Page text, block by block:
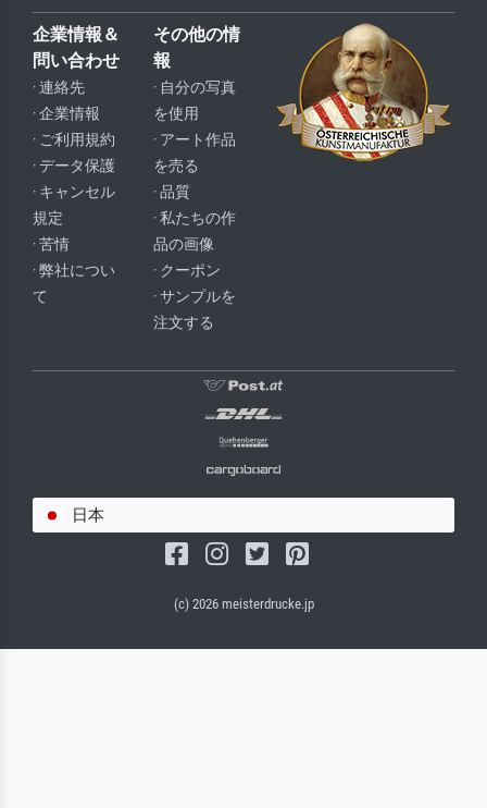
企業情報＆
問い合わせ
· 連絡先
· 企業情報
· ご利用規約
· データ保護
· キャンセル
規定
· 苦情
· 弊社につい
て
その他の情
報
· 自分の写真
を使用
· アート作品
を売る
· 品質
· 私たちの作
品の画像
· クーポン
· サンプルを
注文する
日本
(c) 2026 meisterdrucke.jp